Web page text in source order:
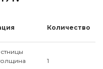
Количество
1